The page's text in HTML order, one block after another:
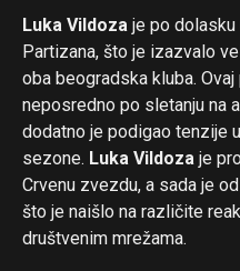
Luka Vildoza je po dolasku
Partizana, što je izazvalo
oba beogradska kluba.
neposredno po sletanju na
dodatno je podigao tenzije
sezone. Luka Vildoza je
Crvenu zvezdu, a sada je
što je naišlo na različite
društvenim mrežama.